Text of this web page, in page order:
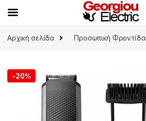
Αρχική σελίδα
Προσωπική Φροντίδα
-20%